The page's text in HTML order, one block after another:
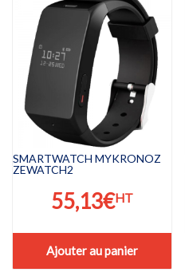
SMARTWATCH MYKRONOZ
ZEWATCH2
55,13€HT
Ajouter au panier